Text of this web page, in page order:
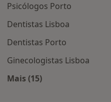
Psicólogos Porto
Dentistas Lisboa
Dentistas Porto
Ginecologistas Lisboa
Mais (15)